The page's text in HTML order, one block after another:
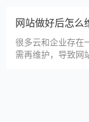
云和本地建站服务
布局。结合百度
实用的挑选技巧
选择深耕建站行业
云和建一个官